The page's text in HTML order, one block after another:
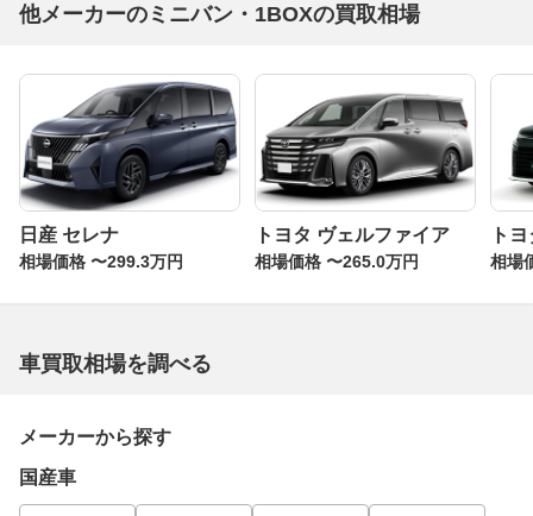
他メーカーのミニバン・1BOXの買取相場
日産 セレナ
相場価格 〜299.3万円
トヨタ ヴェルファイア
相場価格 〜265.0万円
ト
相場
車買取相場を調べる
メーカーから探す
国産車